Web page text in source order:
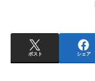
ポスト シェア